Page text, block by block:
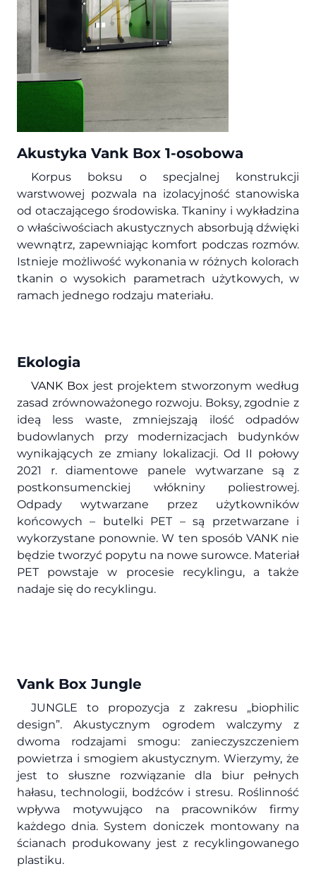
Akustyka Vank Box 1-osobowa
Korpus boksu o specjalnej konstrukcji
warstwowej pozwala na izolacyjność stanowiska
od otaczającego środowiska. Tkaniny i wykładzina
o właściwościach akustycznych absorbują dźwięki
wewnątrz, zapewniając komfort podczas rozmów.
Istnieje możliwość wykonania w różnych kolorach
tkanin o wysokich parametrach użytkowych, w
ramach jednego rodzaju materiału.
Ekologia
VANK Box jest projektem stworzonym według
zasad zrównoważonego rozwoju. Boksy, zgodnie z
ideą less waste, zmniejszają ilość odpadów
budowlanych przy modernizacjach budynków
wynikających ze zmiany lokalizacji. Od II połowy
2021 r. diamentowe panele wytwarzane są z
postkonsumenckiej włókniny poliestrowej.
Odpady wytwarzane przez użytkowników
końcowych – butelki PET – są przetwarzane i
wykorzystane ponownie. W ten sposób VANK nie
będzie tworzyć popytu na nowe surowce. Materiał
PET powstaje w procesie recyklingu, a także
nadaje się do recyklingu.
Vank Box Jungle
JUNGLE to propozycja z zakresu „biophilic
design”. Akustycznym ogrodem walczymy z
dwoma rodzajami smogu: zanieczyszczeniem
powietrza i smogiem akustycznym. Wierzymy, że
jest to słuszne rozwiązanie dla biur pełnych
hałasu, technologii, bodźców i stresu. Roślinność
wpływa motywująco na pracowników firmy
każdego dnia. System doniczek montowany na
ścianach produkowany jest z recyklingowanego
plastiku.